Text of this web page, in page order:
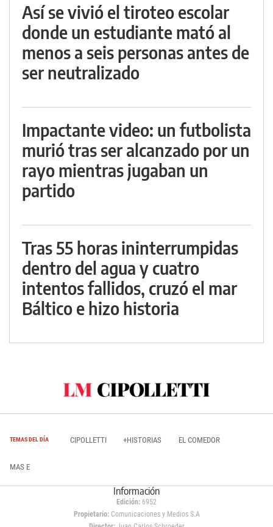
Así se vivió el tiroteo escolar
donde un estudiante mató al
menos a seis personas antes de
ser neutralizado
Impactante video: un futbolista
murió tras ser alcanzado por un
rayo mientras jugaban un
partido
Tras 55 horas ininterrumpidas
dentro del agua y cuatro
intentos fallidos, cruzó el mar
Báltico e hizo historia
TEMAS DEL DÍA CIPOLLETTI +HISTORIAS EL COMEDOR
MAS E
Información
Edición: 6952
Propietario:Comunicaciones y Medios S.A